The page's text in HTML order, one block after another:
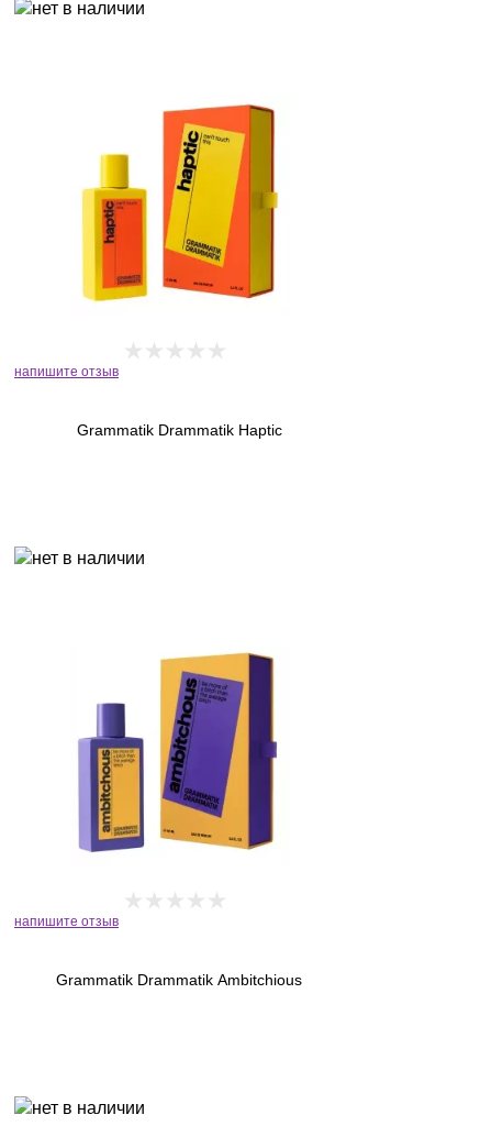
напишите отзыв
Grammatik Drammatik Haptic
напишите отзыв
Grammatik Drammatik Ambitchious